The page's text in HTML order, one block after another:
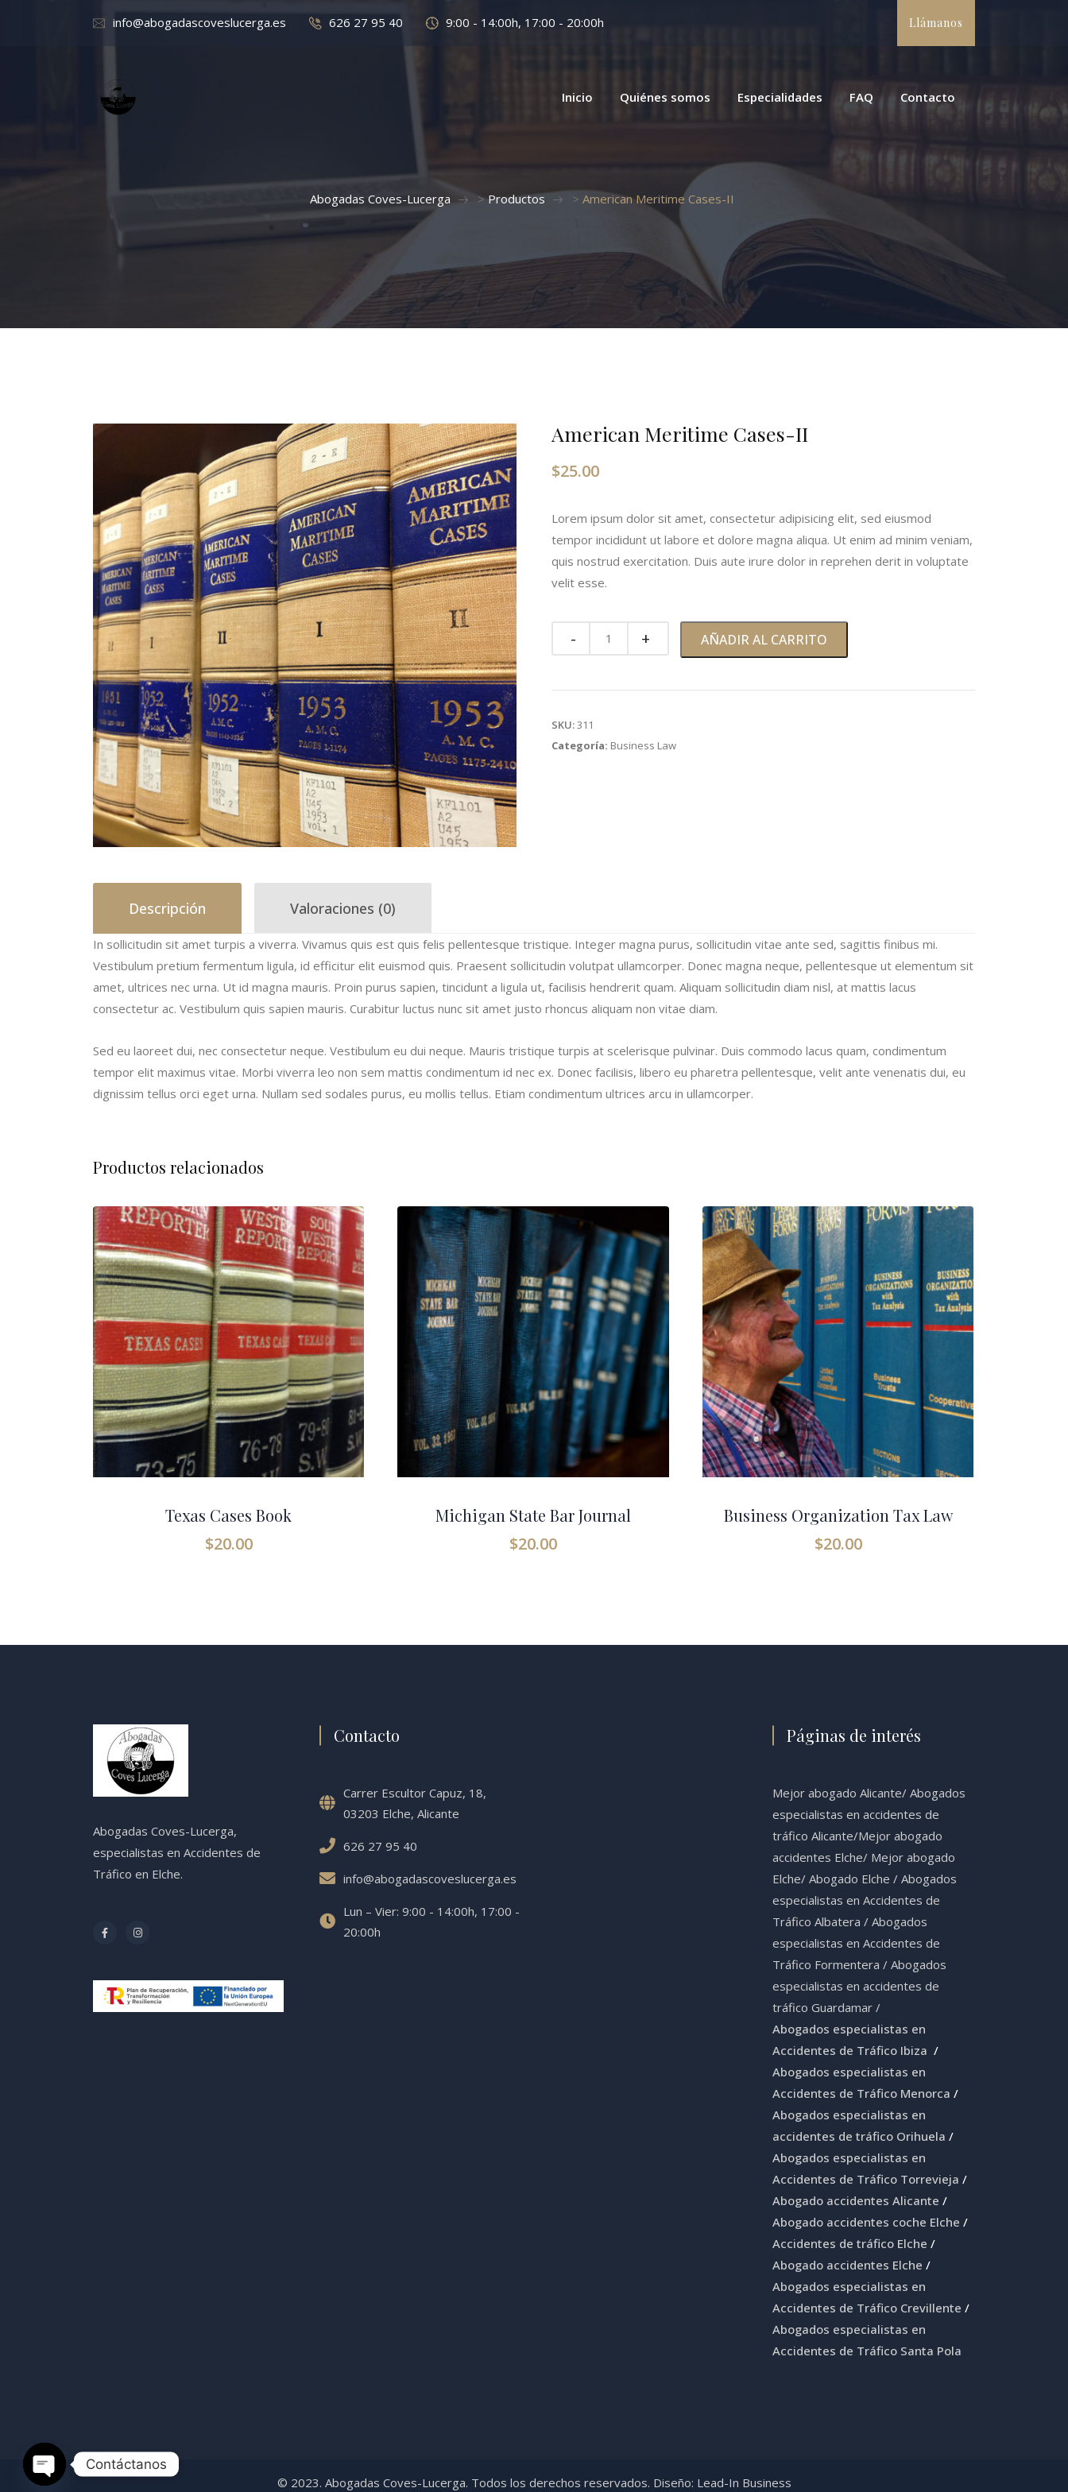
info@abogadascoveslucerga.es 626 27 95 40 9:00 - 14:00h, 17:00 - 20:00h Llámanos
Inicio Quiénes somos Especialidades FAQ Contacto
Abogadas Coves-Lucerga >Productos > American Meritime Cases-II
American Meritime Cases-II
$25.00
Lorem ipsum dolor sit amet, consectetur adipisicing elit, sed eiusmod
tempor incididunt ut labore et dolore magna aliqua. Ut enim ad minim veniam,
quis nostrud exercitation. Duis aute irure dolor in reprehen derit in voluptate
velit esse.
AÑADIR AL CARRITO
SKU:311
Categoría: Business Law
Descripción Valoraciones (0)
In sollicitudin sit amet turpis a viverra. Vivamus quis est quis felis pellentesque tristique. Integer magna purus, sollicitudin vitae ante sed, sagittis finibus mi.
Vestibulum pretium fermentum ligula, id efficitur elit euismod quis. Praesent sollicitudin volutpat ullamcorper. Donec magna neque, pellentesque ut elementum sit
amet, ultrices nec urna. Ut id magna mauris. Proin purus sapien, tincidunt a ligula ut, facilisis hendrerit quam. Aliquam sollicitudin diam nisl, at mattis lacus
consectetur ac. Vestibulum quis sapien mauris. Curabitur luctus nunc sit amet justo rhoncus aliquam non vitae diam.
Sed eu laoreet dui, nec consectetur neque. Vestibulum eu dui neque. Mauris tristique turpis at scelerisque pulvinar. Duis commodo lacus quam, condimentum
tempor elit maximus vitae. Morbi viverra leo non sem mattis condimentum id nec ex. Donec facilisis, libero eu pharetra pellentesque, velit ante venenatis dui, eu
dignissim tellus orci eget urna. Nullam sed sodales purus, eu mollis tellus. Etiam condimentum ultrices arcu in ullamcorper.
Productos relacionados
Texas Cases Book
$20.00
Michigan State Bar Journal
$20.00
Business Organization Tax Law
$20.00
Abogadas Coves-Lucerga,
especialistas en Accidentes de
Tráfico en Elche.
Contacto
Carrer Escultor Capuz, 18,
03203 Elche, Alicante
626 27 95 40
info@abogadascoveslucerga.es
Lun – Vier: 9:00 - 14:00h, 17:00 -
20:00h
Páginas de interés
Mejor abogado Alicante/ Abogados
especialistas en accidentes de
tráfico Alicante/Mejor abogado
accidentes Elche/ Mejor abogado
Elche/ Abogado Elche / Abogados
especialistas en Accidentes de
Tráfico Albatera / Abogados
especialistas en Accidentes de
Tráfico Formentera / Abogados
especialistas en accidentes de
tráfico Guardamar /
Abogados especialistas en
Accidentes de Tráfico Ibiza /
Abogados especialistas en
Accidentes de Tráfico Menorca /
Abogados especialistas en
accidentes de tráfico Orihuela /
Abogados especialistas en
Accidentes de Tráfico Torrevieja /
Abogado accidentes Alicante /
Abogado accidentes coche Elche /
Accidentes de tráfico Elche /
Abogado accidentes Elche /
Abogados especialistas en
Accidentes de Tráfico Crevillente /
Abogados especialistas en
Accidentes de Tráfico Santa Pola
© 2023. Abogadas Coves-Lucerga. Todos los derechos reservados. Diseño: Lead-In Business
Contáctanos